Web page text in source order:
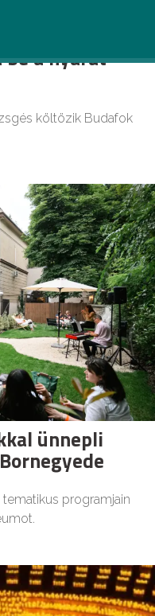
a nyarat
költözik Budafok
ünnepli
programjain